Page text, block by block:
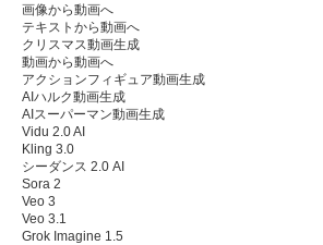
画像から動画へ
テキストから動画へ
クリスマス動画生成
動画から動画へ
アクションフィギュア動画生成
AIハルク動画生成
AIスーパーマン動画生成
Vidu 2.0 AI
Kling 3.0
シーダンス 2.0 AI
Sora 2
Veo 3
Veo 3.1
Grok Imagine 1.5